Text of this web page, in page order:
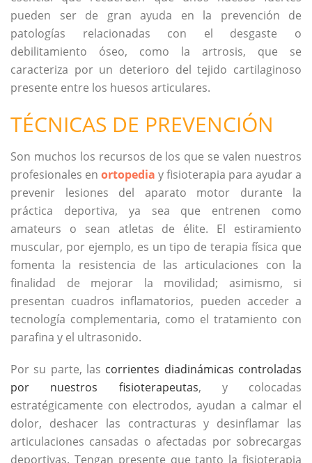
pueden ser de gran ayuda en la prevención de
patologías relacionadas con el desgaste o
debilitamiento óseo, como la artrosis, que se
caracteriza por un deterioro del tejido cartilaginoso
presente entre los huesos articulares.
TÉCNICAS DE PREVENCIÓN
Son muchos los recursos de los que se valen nuestros
profesionales en ortopedia y fisioterapia para ayudar a
prevenir lesiones del aparato motor durante la
práctica deportiva, ya sea que entrenen como
amateurs o sean atletas de élite. El estiramiento
muscular, por ejemplo, es un tipo de terapia física que
fomenta la resistencia de las articulaciones con la
finalidad de mejorar la movilidad; asimismo, si
presentan cuadros inflamatorios, pueden acceder a
tecnología complementaria, como el tratamiento con
parafina y el ultrasonido.
Por su parte, las corrientes diadinámicas controladas
por nuestros fisioterapeutas, y colocadas
estratégicamente con electrodos, ayudan a calmar el
dolor, deshacer las contracturas y desinflamar las
articulaciones cansadas o afectadas por sobrecargas
deportivas. Tengan presente que tanto la fisioterapia